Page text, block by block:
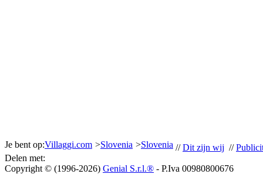
Je bent op:Villaggi.com >Slovenia >Slovenia //Dit zijn wij //
Delen met:
Copyright © (1996-2026) Genial S.r.l.® - P.Iva 00980800676